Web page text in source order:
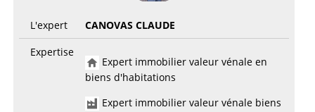
L'expert
CANOVAS CLAUDE
Expertise
Expert immobilier valeur vénale en
biens d'habitations
Expert immobilier valeur vénale biens